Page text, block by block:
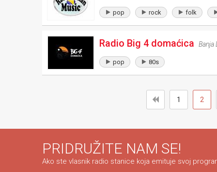
pop rock folk
Radio Big 4 domaćica Banja
pop 80s
1 2
PRIDRUŽITE NAM SE!
Ako ste vlasnik radio stanice koja emituje svoj